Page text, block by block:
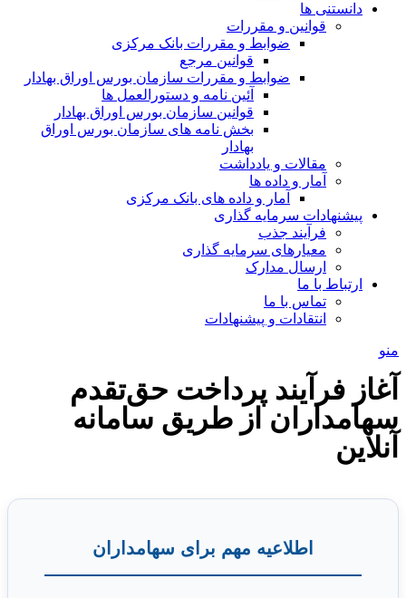
دانستنی ها
قوانین و مقررات
ضوابط و مقررات بانک مرکزی
قوانين مرجع
ضوابط و مقررات سازمان بورس اوراق بهادار
آئین نامه و دستورالعمل ها
قوانین سازمان بورس اوراق بهادار
بخش نامه های سازمان بورس اوراق
بهادار
مقالات و یادداشت
آمار و داده ها
آمار و داده های بانک مرکزی
پیشنهادات سرمایه گذاری
فرآیند جذب
معیارهای سرمایه گذاری
ارسال مدارک
ارتباط با ما
تماس با ما
انتقادات و پیشنهادات
منو
آغاز فرآیند پرداخت حق‌تقدم
سهامداران از طریق سامانه
آنلاین
اطلاعیه مهم برای سهامداران